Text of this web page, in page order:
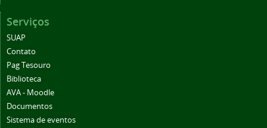
Serviços
SUAP
Contato
Pag Tesouro
Biblioteca
AVA - Moodle
Documentos
Sistema de eventos